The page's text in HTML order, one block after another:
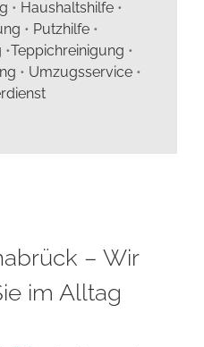
• Haushaltshilfe•
• Putzhilfe •
•Teppichreinigung •
• Umzugsservice•
– Wir
im Alltag